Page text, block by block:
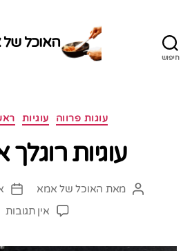
חיפוש
האוכל
עוגות פרווה עוגיות
עוגיות רוגלך
המחבר
מאת האוכל של אמא
אין תגובותעל